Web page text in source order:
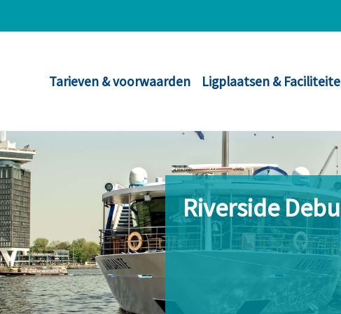
Tarieven & voorwaarden Ligplaatsen &
Riverside